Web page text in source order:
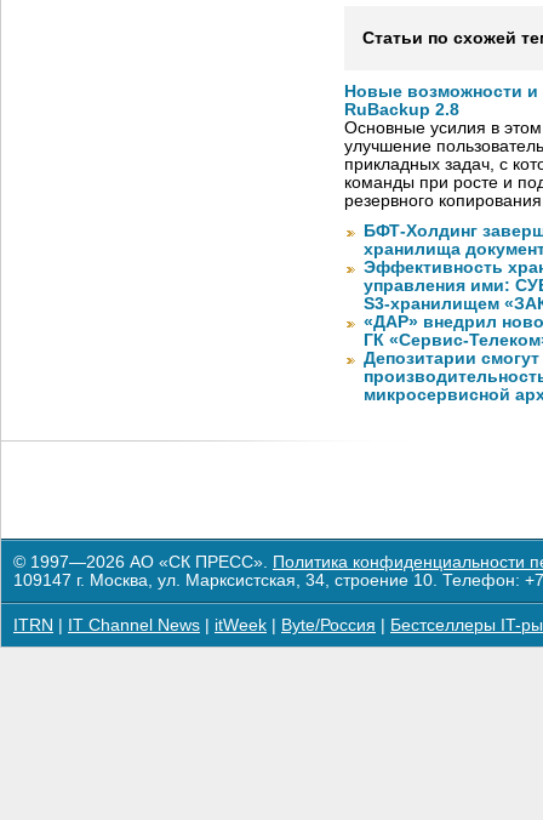
Статьи по схожей
Новые возможности
RuBackup 2.8
Основные усилия в
улучшение
прикладных задач, с
команды при росте и
резервного
БФТ-Холдинг
хранилища
Эффективность
управления ими:
S3-хранилищем
«ДАР» внедрил
ГК «Сервис-
Депозитарии
микросервисной
© 1997—2026 АО «СК ПРЕСС». Политика конфиденциальности
109147 г. Москва, ул. Марксистская, 34, строение 10. Телефон:
ITRN IT Channel News itWeek Byte/Россия Бестселлеры IT-